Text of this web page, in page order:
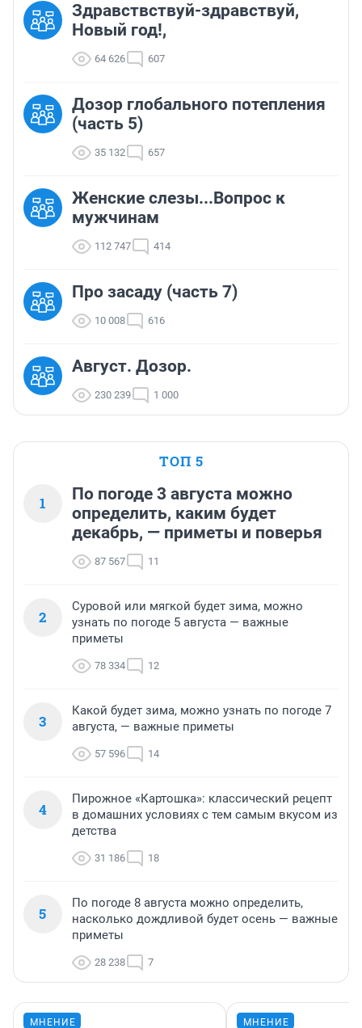
Здравствствуй-здравствуй,
Новый год!,
64 626 607
Дозор глобального потепления
(часть 5)
35 132 657
Женские слезы...Вопрос к
мужчинам
112 747 414
Про засаду (часть 7)
10 008 616
Август. Дозор.
230 239 1 000
ТОП 5
1
По погоде 3 августа можно
определить, каким будет
декабрь, — приметы и поверья
87 567 11
2
Суровой или мягкой будет зима, можно
узнать по погоде 5 августа — важные
приметы
78 334 12
3
Какой будет зима, можно узнать по погоде 7
августа, — важные приметы
57 596 14
4
Пирожное «Картошка»: классический рецепт
в домашних условиях с тем самым вкусом из
детства
31 186 18
5
По погоде 8 августа можно определить,
насколько дождливой будет осень — важные
приметы
28 238 7
МНЕНИЕ МНЕНИЕ